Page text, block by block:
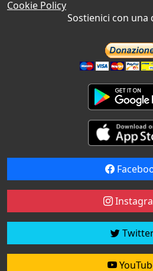
Cookie Policy
Sostienici con una